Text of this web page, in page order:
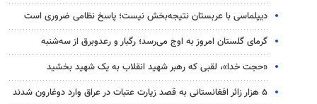
دیپلماسی با عربستان نتیجه‌بخش نیست؛ پاسخ نظامی ضروری است
گرمای گلستان امروز به اوج می‌رسد؛ رگبار و رعدوبرق از سه‌شنبه
«حجت خدا»، لقبی که رهبر شهید انقلاب به یک شهید بخشید
۵ هزار زائر افغانستانی به قصد زیارت عتبات در عراق وارد دوغارون شدند